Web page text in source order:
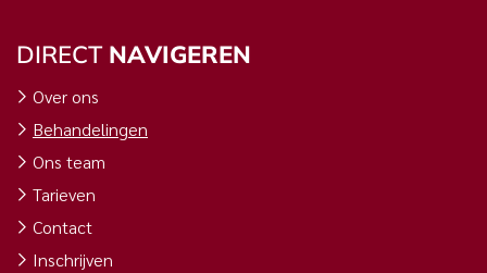
DIRECT NAVIGEREN
Over ons
Behandelingen
Ons team
Tarieven
Contact
Inschrijven